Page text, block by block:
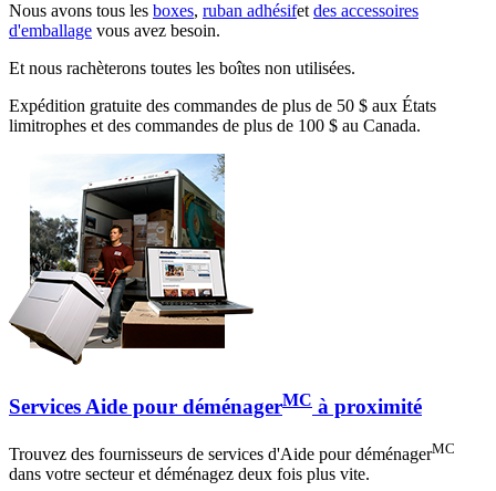
Nous avons tous les boxes, ruban adhésifetdes accessoires
d'emballage vous avez besoin.
Et nous rachèterons toutes les boîtes non utilisées.
Expédition gratuite des commandes de plus de 50 $ aux États
limitrophes et des commandes de plus de 100 $ au Canada.
Services Aide pour déménagerMC à proximité
Trouvez des fournisseurs de services d'Aide pour déménagerMC
dans votre secteur et déménagez deux fois plus vite.